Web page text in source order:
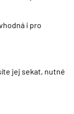
i pro
jej sekat, nutné